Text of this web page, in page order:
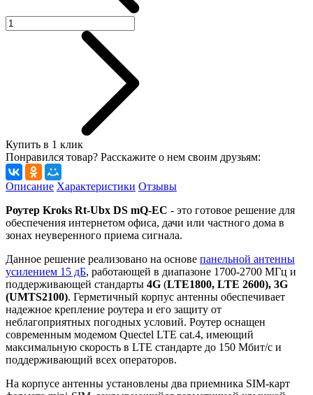
Купить в 1 клик
Понравился товар? Расскажите о нем своим друзьям:
Описание Характеристики Отзывы
Роутер Kroks Rt-Ubx DS mQ-EC - это готовое решение для
обеспечения интернетом офиса, дачи или частного дома в
зонах неуверенного приема сигнала.
Данное решение реализовано на основе панельной антенны
усилением 15 дБ, работающей в диапазоне 1700-2700 МГц и
поддерживающей стандарты 4G (LTE1800, LTE 2600), 3G
(UMTS2100). Герметичный корпус антенны обеспечивает
надежное крепление роутера и его защиту от
неблагоприятных погодных условий. Роутер оснащен
современным модемом Quectel LTE cat.4, имеющий
максимальную скорость в LTE стандарте до 150 Мбит/c и
поддерживающий всех операторов.
На корпусе антенны установлены два приемника SIM-карт